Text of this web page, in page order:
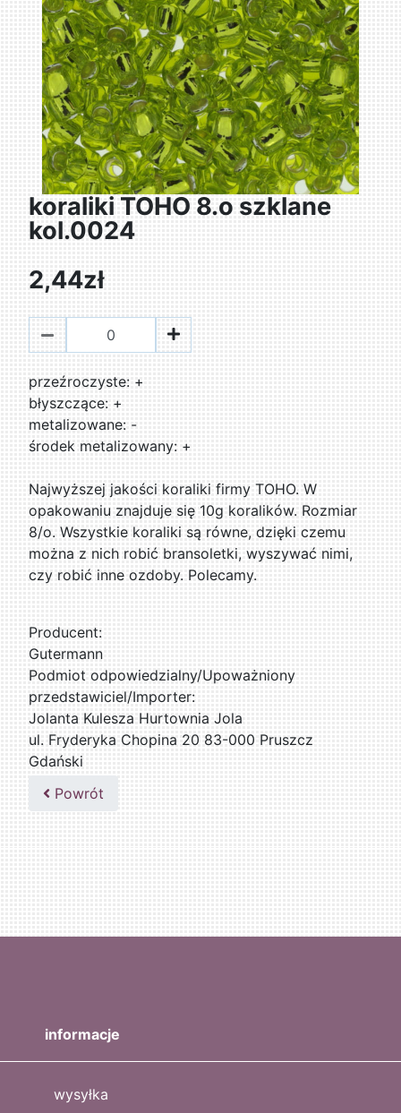
koraliki TOHO 8.o szklane
kol.0024
2,44zł
przeźroczyste: +
błyszczące: +
metalizowane: -
środek metalizowany: +
Najwyższej jakości koraliki firmy TOHO. W
opakowaniu znajduje się 10g koralików. Rozmiar
8/o. Wszystkie koraliki są równe, dzięki czemu
można z nich robić bransoletki, wyszywać nimi,
czy robić inne ozdoby. Polecamy.
Producent:
Gutermann
Podmiot odpowiedzialny/Upoważniony
przedstawiciel/Importer:
Jolanta Kulesza Hurtownia Jola
ul. Fryderyka Chopina 20 83-000 Pruszcz
Gdański
Powrót
informacje
wysyłka